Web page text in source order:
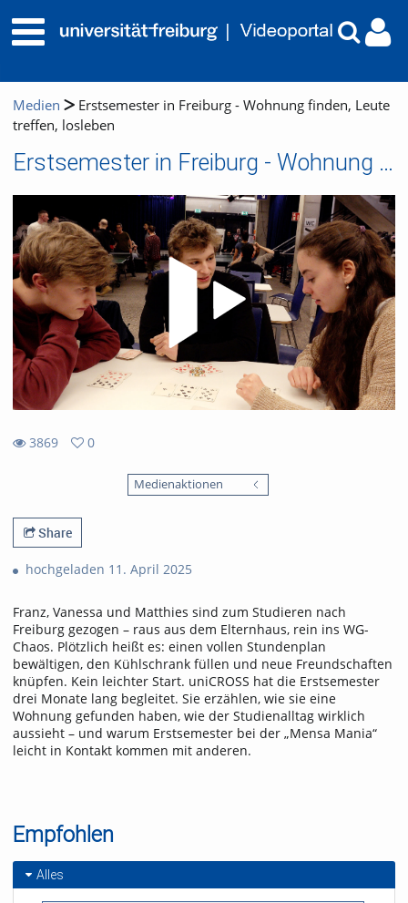
Medien
Erstsemester in Freiburg - Wohnung finden, Leute
treffen, losleben
Erstsemester in Freiburg - Wohnung finden, Leute treffen, losleben
3869
0
Medienaktionen
Share
hochgeladen 11. April 2025
Franz, Vanessa und Matthies sind zum Studieren nach
Freiburg gezogen – raus aus dem Elternhaus, rein ins WG-
Chaos. Plötzlich heißt es: einen vollen Stundenplan
bewältigen, den Kühlschrank füllen und neue Freundschaften
knüpfen. Kein leichter Start. uniCROSS hat die Erstsemester
drei Monate lang begleitet. Sie erzählen, wie sie eine
Wohnung gefunden haben, wie der Studienalltag wirklich
aussieht – und warum Erstsemester bei der „Mensa Mania“
leicht in Kontakt kommen mit anderen.
Empfohlen
Alles